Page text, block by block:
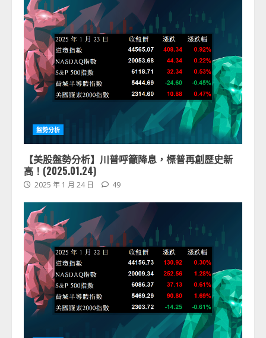
盤勢分析
【美股盤勢分析】川普呼籲降息，標普再創歷史新
高！(2025.01.24)
2025 年 1 月 24 日 49